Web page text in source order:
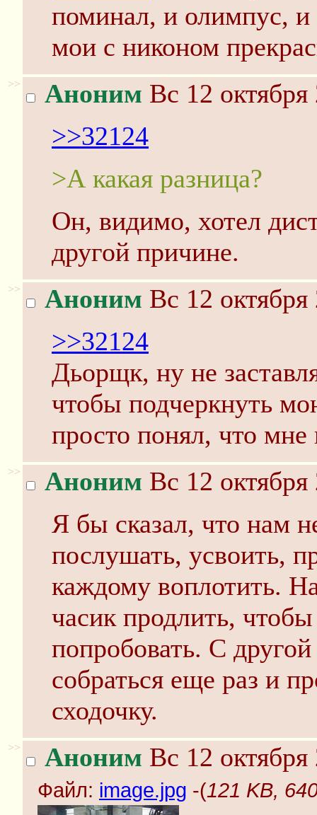
поминал, и олимпус,
мои с никоном
>> Аноним Вс 12
>>32124
>А какая разница?
Он, видимо, хотел
другой причине.
>> Аноним Вс 12
>>32124
Дьорщк, ну не
чтобы подчеркнуть
просто понял, что мне
>> Аноним Вс 12
Я бы сказал, что нам
послушать, усвоить,
каждому воплотить.
часик продлить,
попробовать. С
собраться еще раз и
сходочку.
>> Аноним Вс 12
Файл: image.jpg -(121 KB,